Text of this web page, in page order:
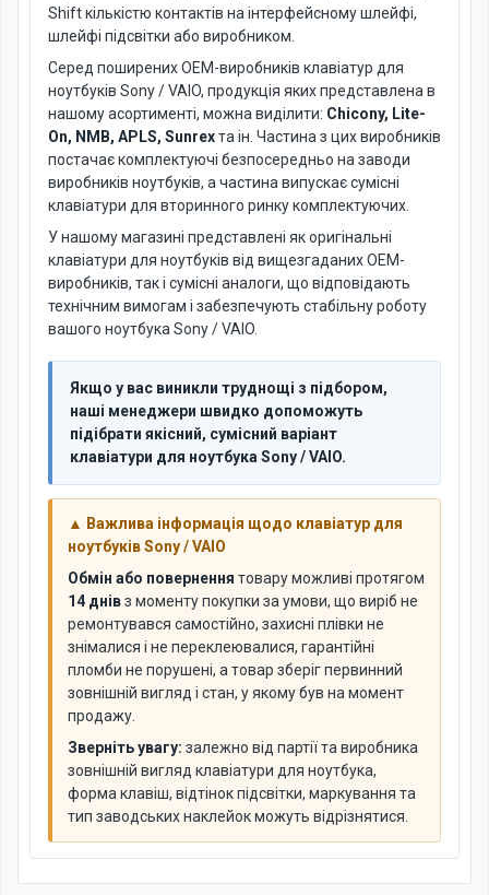
Shift кількістю контактів на інтерфейсному шлейфі,
шлейфі підсвітки або виробником.
Серед поширених OEM-виробників клавіатур для
ноутбуків Sony / VAIO, продукція яких представлена в
нашому асортименті, можна виділити: Chicony, Lite-
On, NMB, APLS, Sunrexта ін. Частина з цих виробників
постачає комплектуючі безпосередньо на заводи
виробників ноутбуків, а частина випускає сумісні
клавіатури для вторинного ринку комплектуючих.
У нашому магазині представлені як оригінальні
клавіатури для ноутбуків від вищезгаданих OEM-
виробників, так і сумісні аналоги, що відповідають
технічним вимогам і забезпечують стабільну роботу
вашого ноутбука Sony / VAIO.
Якщо у вас виникли труднощі з підбором,
наші менеджери швидко допоможуть
підібрати якісний, сумісний варіант
клавіатури для ноутбука Sony / VAIO.
▲ Важлива інформація щодо клавіатур для
ноутбуків Sony / VAIO
Обмін або повернення товару можливі протягом
14 днівз моменту покупки за умови, що виріб не
ремонтувався самостійно, захисні плівки не
знімалися і не переклеювалися, гарантійні
пломби не порушені, а товар зберіг первинний
зовнішній вигляд і стан, у якому був на момент
продажу.
Зверніть увагу: залежно від партії та виробника
зовнішній вигляд клавіатури для ноутбука,
форма клавіш, відтінок підсвітки, маркування та
тип заводських наклейок можуть відрізнятися.